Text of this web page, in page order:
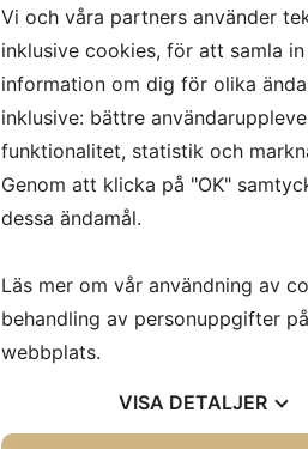
Vi och våra partners använder
inklusive cookies, för att samla in
information om dig för olika
inklusive: bättre
funktionalitet, statistik och
Genom att klicka på "OK"
dessa ändamål.
Läs mer om vår användning av
behandling av personuppgifter
webbplats.
VISA DETALJER